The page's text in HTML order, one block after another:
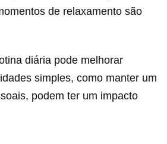
de relaxamento são
diária pode melhorar
simples, como manter um
podem ter um impacto